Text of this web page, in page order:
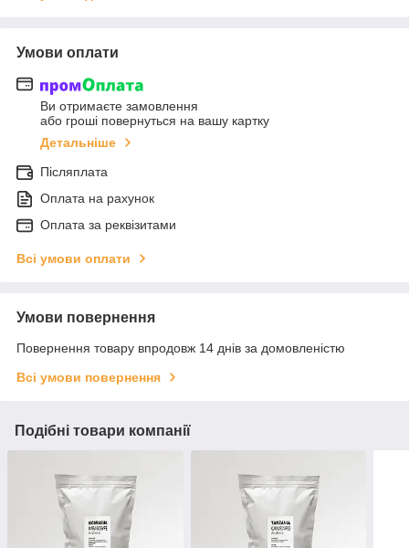
Умови оплати
Ви отримаєте замовлення
або гроші повернуться на вашу картку
Детальніше
Післяплата
Оплата на рахунок
Оплата за реквізитами
Всі умови оплати
Умови повернення
Повернення товару впродовж 14 днів за домовленістю
Всі умови повернення
Подібні товари компанії